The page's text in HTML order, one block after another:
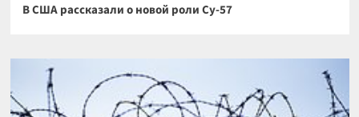
В США рассказали о новой роли Су-57